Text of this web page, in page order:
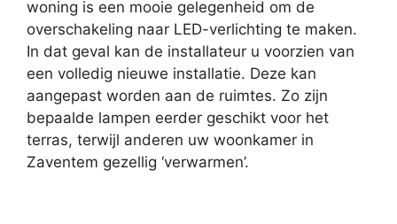
woning is een mooie gelegenheid om de
overschakeling naar LED-verlichting te maken.
In dat geval kan de installateur u voorzien van
een volledig nieuwe installatie. Deze kan
aangepast worden aan de ruimtes. Zo zijn
bepaalde lampen eerder geschikt voor het
terras, terwijl anderen uw woonkamer in
Zaventem gezellig ‘verwarmen’.